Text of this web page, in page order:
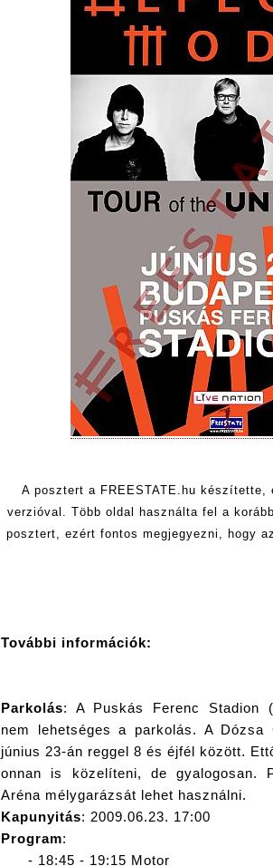
A posztert a FREESTATE.hu készítette,
verzióval. Több oldal használta fel a
posztert, ezért fontos megjegyezni, hogy
További információk:
Parkolás: A Puskás Ferenc Stadion
nem lehetséges a parkolás. A
június 23-án reggel 8 és éjfél között.
onnan is közelíteni, de gyalogosan.
Aréna mélygarázsát lehet használni.
Kapunyitás: 2009.06.23. 17:00
Program:
- 18:45 - 19:15 Motor